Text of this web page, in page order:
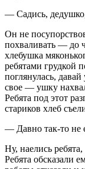
— Садись,
Он не
похваливать — до
хлебушка
ребятами грудкой
поглянулась,
свое — ушку
Ребята под этот
стариков хлеб
— Давно так-то не
Ну, наелись
Ребята обсказали